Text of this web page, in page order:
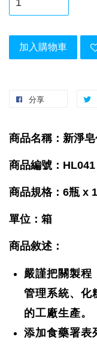
加入購物車
分享
商品名稱： 新淨
商品編號：HL041
商品規格：6瓶 x
單位：箱
商品敘述：
嚴謹把關製程
管理系統、化
的工廠生產。
添加食藥署表